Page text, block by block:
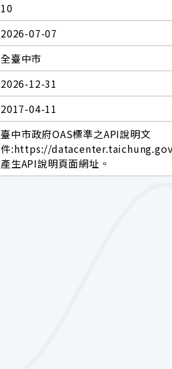
10
2026-07-07
全臺中市
2026-12-31
2017-04-11
臺中市政府OAS標準之API說明文
件:https://
產生API說明頁面網址。